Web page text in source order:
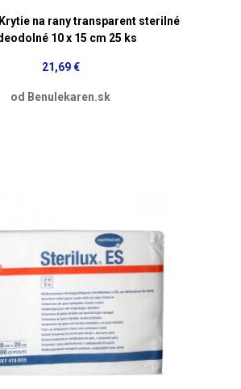
Krytie na rany transparent sterilné
10 x 15 cm 25 ks
21,69 €
od Benulekaren.sk